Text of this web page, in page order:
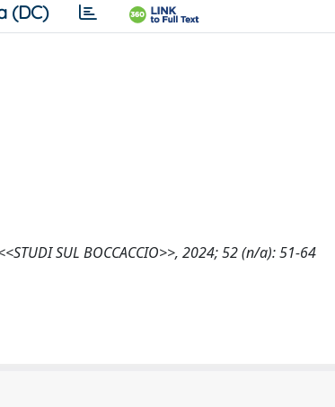
(DC)
SUL BOCCACCIO>>, 2024; 52 (n/a): 51-64